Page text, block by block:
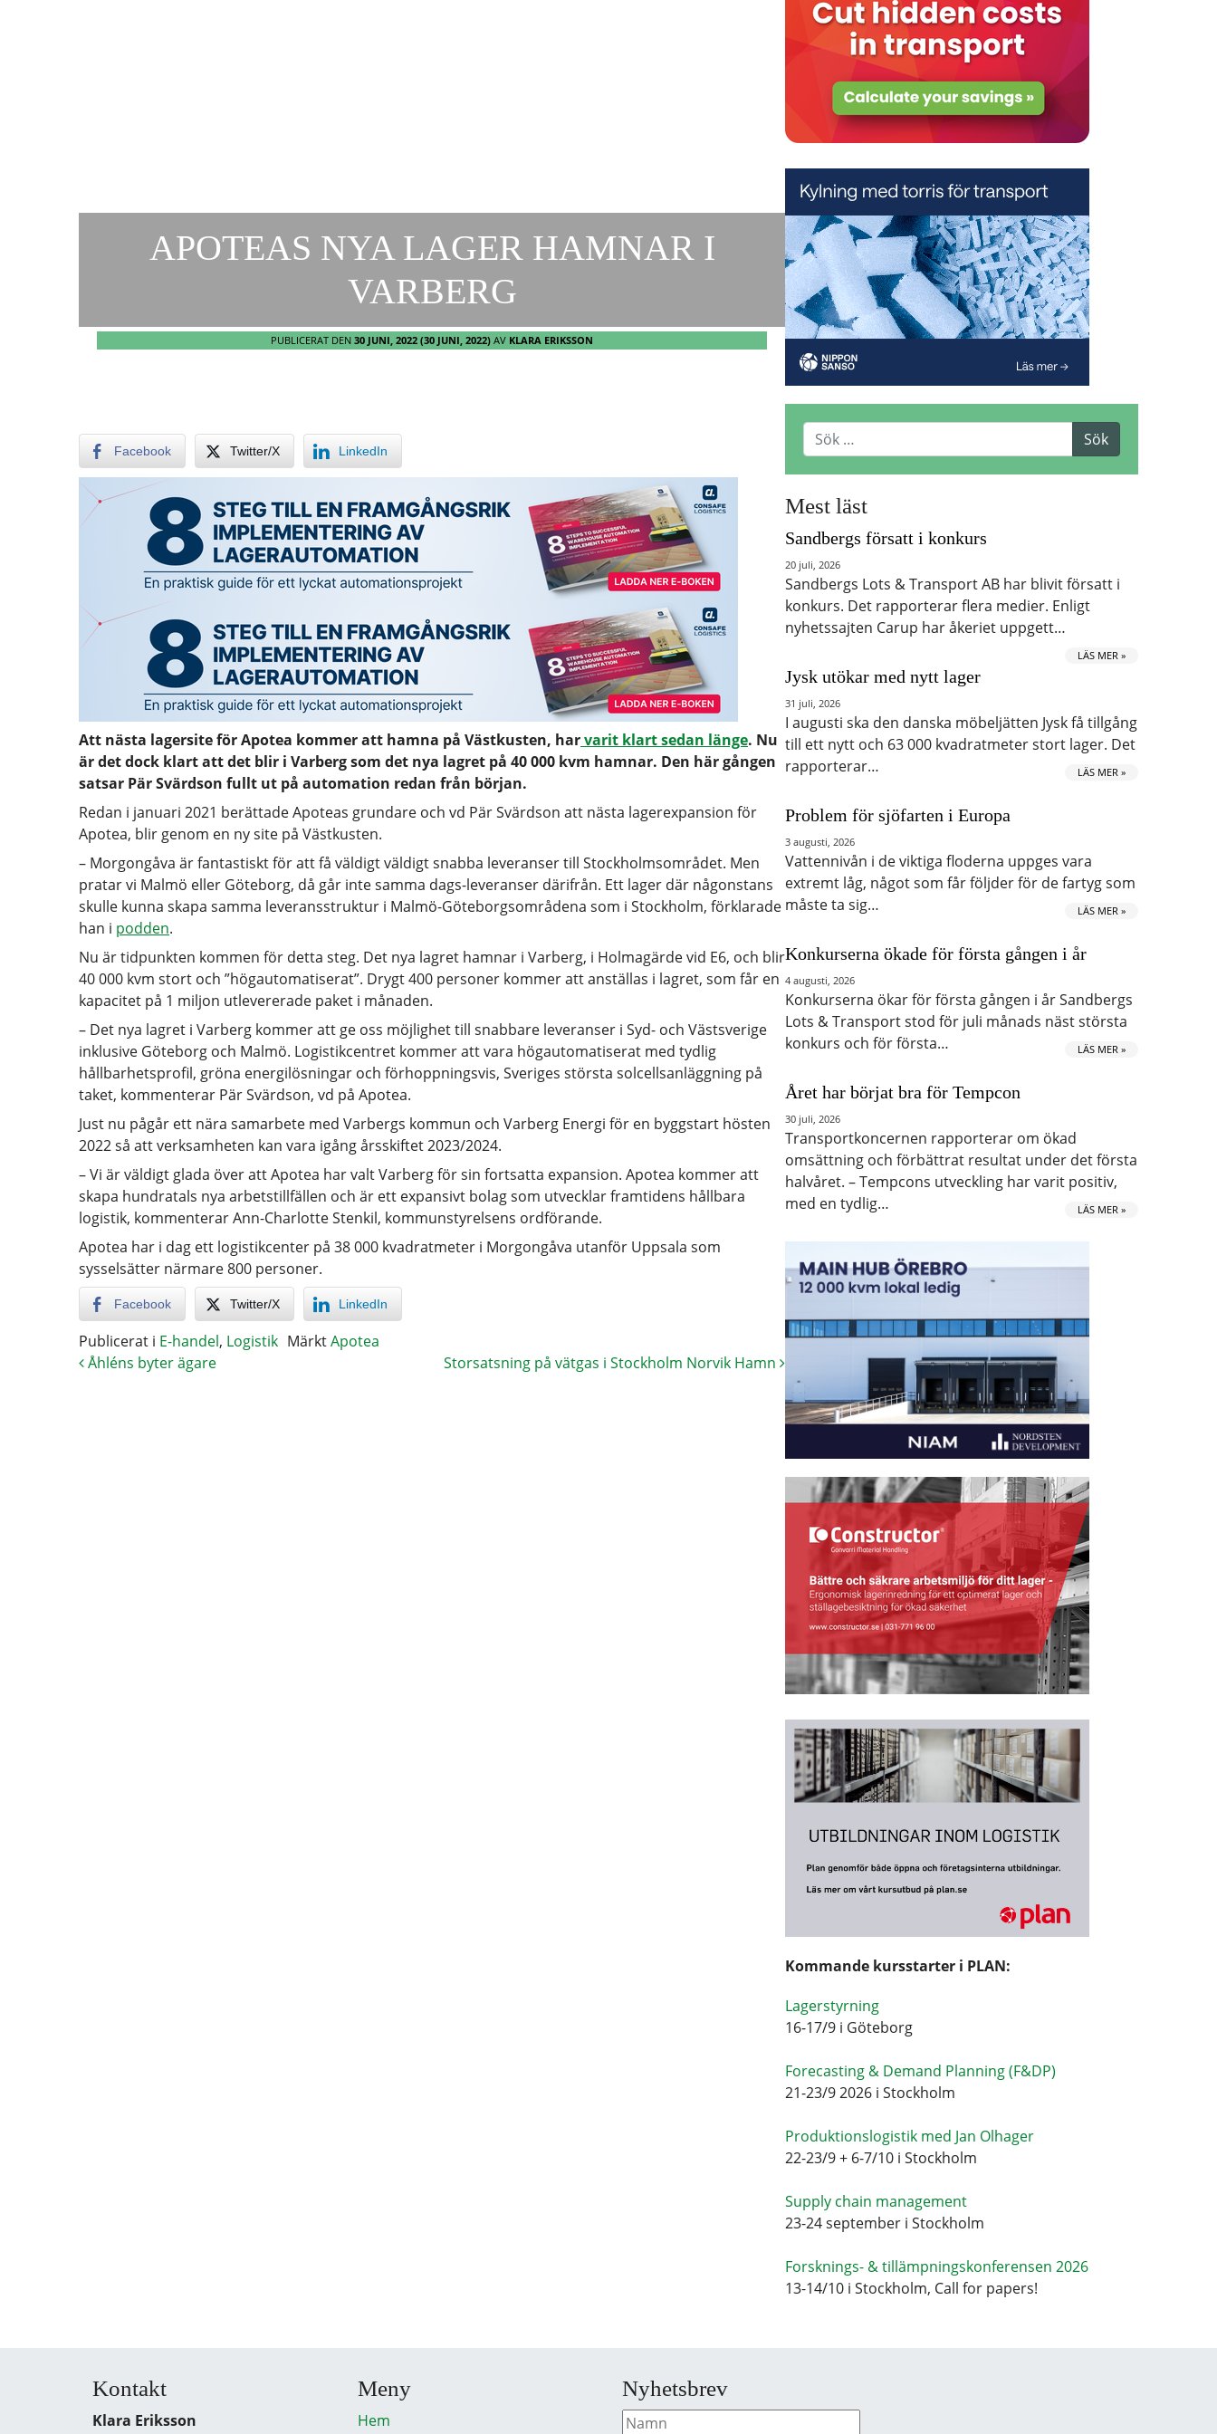
APOTEAS NYA LAGER HAMNAR I
VARBERG
PUBLICERAT DEN 30 JUNI, 2022 (30 JUNI, 2022) AV KLARA ERIKSSON
Facebook Twitter/X LinkedIn
Att nästa lagersite för Apotea kommer att hamna på Västkusten, harvarit klart sedan länge. Nu
är det dock klart att det blir i Varberg som det nya lagret på 40 000 kvm hamnar. Den här gången
satsar Pär Svärdson fullt ut på automation redan från början.
Redan i januari 2021 berättade Apoteas grundare och vd Pär Svärdson att nästa lagerexpansion för
Apotea, blir genom en ny site på Västkusten.
– Morgongåva är fantastiskt för att få väldigt väldigt snabba leveranser till Stockholmsområdet. Men
pratar vi Malmö eller Göteborg, då går inte samma dags-leveranser därifrån. Ett lager där någonstans
skulle kunna skapa samma leveransstruktur i Malmö-Göteborgsområdena som i Stockholm, förklarade
han i podden.
Nu är tidpunkten kommen för detta steg. Det nya lagret hamnar i Varberg, i Holmagärde vid E6, och blir
40 000 kvm stort och ”högautomatiserat”. Drygt 400 personer kommer att anställas i lagret, som får en
kapacitet på 1 miljon utlevererade paket i månaden.
– Det nya lagret i Varberg kommer att ge oss möjlighet till snabbare leveranser i Syd- och Västsverige
inklusive Göteborg och Malmö. Logistikcentret kommer att vara högautomatiserat med tydlig
hållbarhetsprofil, gröna energilösningar och förhoppningsvis, Sveriges största solcellsanläggning på
taket, kommenterar Pär Svärdson, vd på Apotea.
Just nu pågår ett nära samarbete med Varbergs kommun och Varberg Energi för en byggstart hösten
2022 så att verksamheten kan vara igång årsskiftet 2023/2024.
– Vi är väldigt glada över att Apotea har valt Varberg för sin fortsatta expansion. Apotea kommer att
skapa hundratals nya arbetstillfällen och är ett expansivt bolag som utvecklar framtidens hållbara
logistik, kommenterar Ann-Charlotte Stenkil, kommunstyrelsens ordförande.
Apotea har i dag ett logistikcenter på 38 000 kvadratmeter i Morgongåva utanför Uppsala som
sysselsätter närmare 800 personer.
Facebook Twitter/X LinkedIn
Publicerat i E-handel, Logistik MärktApotea
Åhléns byter ägare
Storsatsning på vätgas i Stockholm Norvik Hamn
Mest läst
Sandbergs försatt i konkurs
20 juli, 2026
Sandbergs Lots & Transport AB har blivit försatt i
konkurs. Det rapporterar flera medier. Enligt
nyhetssajten Carup har åkeriet uppgett…
LÄS MER »
Jysk utökar med nytt lager
31 juli, 2026
I augusti ska den danska möbeljätten Jysk få tillgång
till ett nytt och 63 000 kvadratmeter stort lager. Det
rapporterar…
LÄS MER »
Problem för sjöfarten i Europa
3 augusti, 2026
Vattennivån i de viktiga floderna uppges vara
extremt låg, något som får följder för de fartyg som
måste ta sig…
LÄS MER »
Konkurserna ökade för första gången i år
4 augusti, 2026
Konkurserna ökar för första gången i år Sandbergs
Lots & Transport stod för juli månads näst största
konkurs och för första…
LÄS MER »
Året har börjat bra för Tempcon
30 juli, 2026
Transportkoncernen rapporterar om ökad
omsättning och förbättrat resultat under det första
halvåret. – Tempcons utveckling har varit positiv,
med en tydlig…
LÄS MER »
Kommande kursstarter i PLAN:
Lagerstyrning
16-17/9 i Göteborg
Forecasting & Demand Planning (F&DP)
21-23/9 2026 i Stockholm
Produktionslogistik med Jan Olhager
22-23/9 + 6-7/10 i Stockholm
Supply chain management
23-24 september i Stockholm
Forsknings- & tillämpningskonferensen 2026
13-14/10 i Stockholm, Call for papers!
Kontakt
Klara Eriksson
Meny
Hem
Nyhetsbrev